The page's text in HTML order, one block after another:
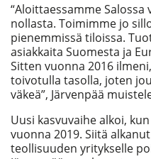
“Aloittaessamme
nollasta. Toimimme jo
pienemmissä tiloissa.
asiakkaita Suomesta ja
Sitten vuonna 2016
toivotulla tasolla, joten
väkeä”, Järvenpää
Uusi kasvuvaihe alkoi,
vuonna 2019. Siitä
teollisuuden yritykselle